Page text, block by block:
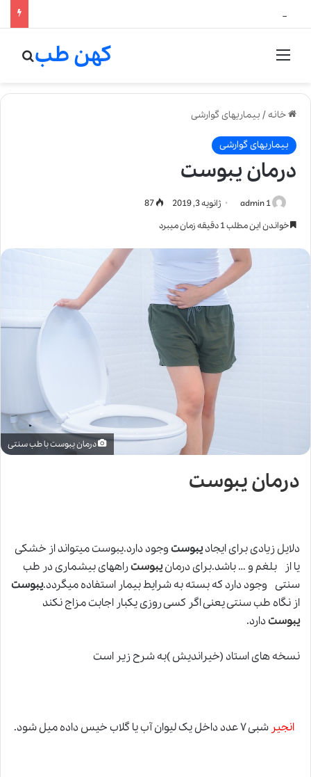
منو کهن طب
خانه/ بیماریهای گوارشی
بیماریهای گوارشی
درمان یبوست
admin 1 ژانویه 3, 2019
خواندن این مطلب 1 دقیقه زمان میبرد
درمان یبوست با طب سنتی
درمان یبوست
دلایل زیادی برای ایجادیبوستوجود دارد.یبوست میتواند از خشکی
یا از بلغم و … باشد.برایدرمانیبوستراههای بیشماری در طب
سنتی وجود دارد که بسته به شرایط بیمار استفاده میگردد.یبوست
از نگاه طب سنتییعنی اگر کسی روزی یکبار اجابت مزاج نکند
یبوستدارد.
نسخه های استاد (خیراندیش )به شرح زیر است
انجیر شبی ۷ عدد داخل یک لیوان آب یا گلاب خیس داده میل شود.